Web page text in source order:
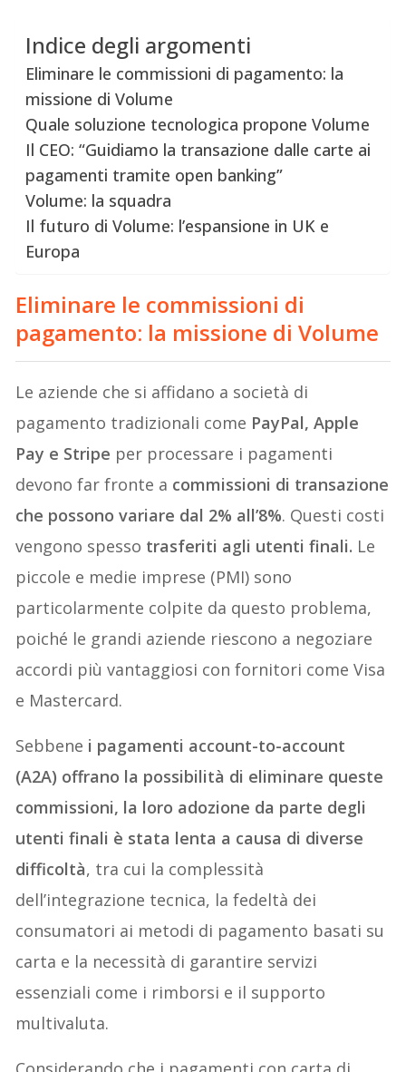
Indice degli argomenti
Eliminare le commissioni di pagamento: la
missione di Volume
Quale soluzione tecnologica propone Volume
Il CEO: “Guidiamo la transazione dalle carte ai
pagamenti tramite open banking”
Volume: la squadra
Il futuro di Volume: l’espansione in UK e
Europa
Eliminare le commissioni di
pagamento: la missione di Volume
Le aziende che si affidano a società di
pagamento tradizionali come PayPal, Apple
Pay e Stripe per processare i pagamenti
devono far fronte a commissioni di transazione
che possono variare dal 2% all’8%. Questi costi
vengono spesso trasferiti agli utenti finali. Le
piccole e medie imprese (PMI) sono
particolarmente colpite da questo problema,
poiché le grandi aziende riescono a negoziare
accordi più vantaggiosi con fornitori come Visa
e Mastercard.
Sebbene i pagamenti account-to-account
(A2A) offrano la possibilità di eliminare queste
commissioni, la loro adozione da parte degli
utenti finali è stata lenta a causa di diverse
difficoltà, tra cui la complessità
dell’integrazione tecnica, la fedeltà dei
consumatori ai metodi di pagamento basati su
carta e la necessità di garantire servizi
essenziali come i rimborsi e il supporto
multivaluta.